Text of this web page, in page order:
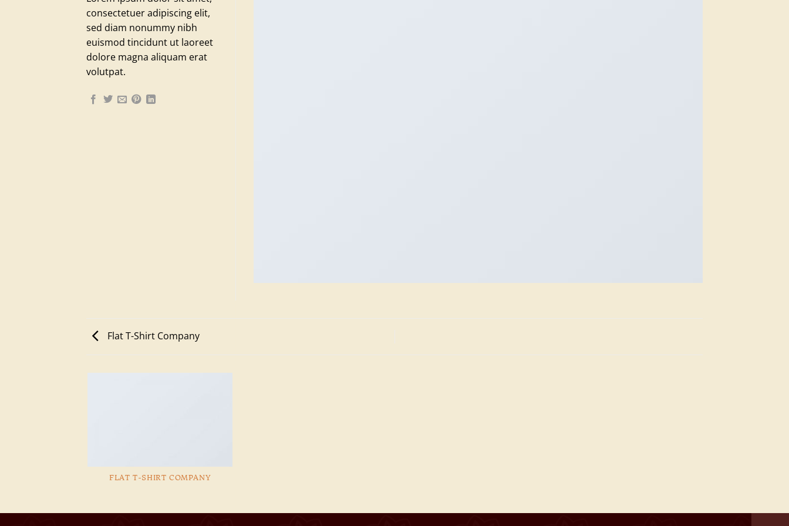
consectetuer adipiscing elit,
sed diam nonummy nibh
euismod tincidunt ut laoreet
dolore magna aliquam erat
volutpat.
Flat T-Shirt Company
FLAT T-SHIRT COMPANY